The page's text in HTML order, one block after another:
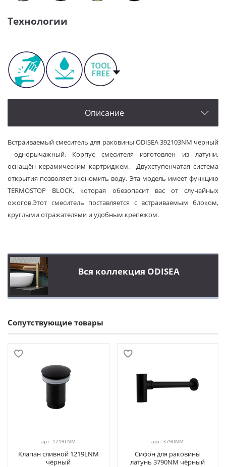
Технологии
Вся коллекция ODISEA
Описание
Встраиваемый смеситель для раковины ODISEA 392103NM черный
однорычажный. Корпус смесителя изготовлен из латуни,
оснащён керамическим картриджем. Двухступенчатая система
открытия позволяет экономить воду. Эта модель имеет функцию
TERMOSTOP BLOCK, которая обезопасит вас от случайных
ожогов.Этот смеситель поставляется с встраиваемым блоком,
круглыми отражателями и удобным крепежом.
Сопутствующие товары
арт. 1219LNM
Клапан сливной 1219LNM
чёрный
арт.3790NM
Сифон для раковины
латунь 3790NM чёрный